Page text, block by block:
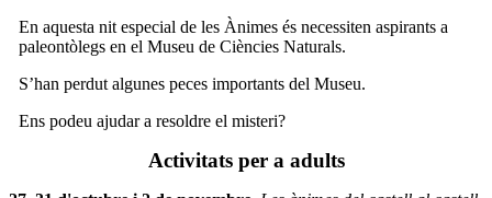
En aquesta nit especial de les Ànimes és necessiten aspirants a
paleontòlegs en el Museu de Ciències Naturals.
S’han perdut algunes peces importants del Museu.
Ens podeu ajudar a resoldre el misteri?
Activitats per a adults